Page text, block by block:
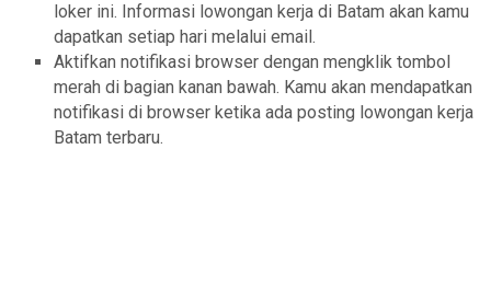
loker ini. Informasi lowongan kerja di Batam akan kamu
dapatkan setiap hari melalui email.
Aktifkan notifikasi browser dengan mengklik tombol
merah di bagian kanan bawah. Kamu akan mendapatkan
notifikasi di browser ketika ada posting lowongan kerja
Batam terbaru.